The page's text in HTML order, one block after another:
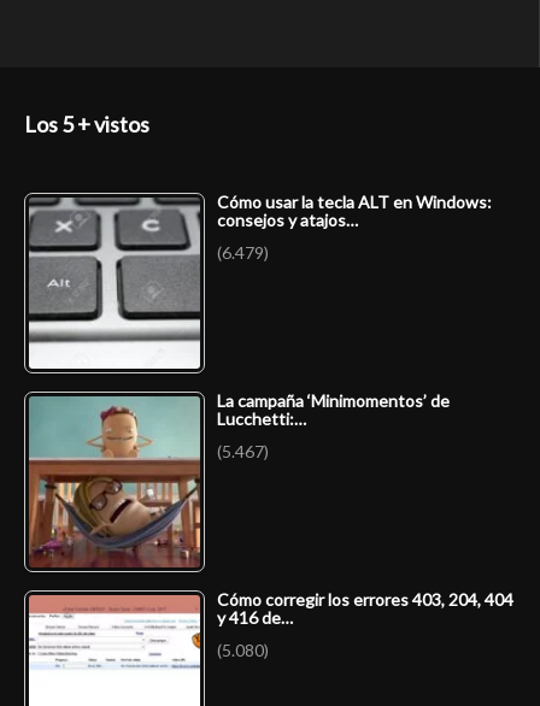
Los 5 + vistos
Cómo usar la tecla ALT en Windows:
consejos y atajos…
(6.479)
La campaña ‘Minimomentos’ de
Lucchetti:…
(5.467)
Cómo corregir los errores 403, 204, 404
y 416 de…
(5.080)